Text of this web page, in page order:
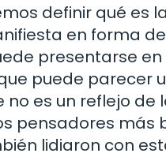
definir qué es
en forma
presentarse
puede parecer
es un reflejo
pensadores más
lidiaron con